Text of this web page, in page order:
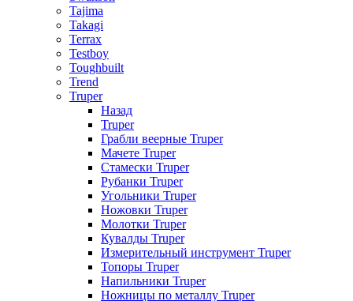
Tajima
Takagi
Terrax
Testboy
Toughbuilt
Trend
Truper
Назад
Truper
Грабли веерные Truper
Мачете Truper
Стамески Truper
Рубанки Truper
Угольники Truper
Ножовки Truper
Молотки Truper
Кувалды Truper
Измерительный инструмент Truper
Топоры Truper
Напильники Truper
Ножницы по металлу Truper